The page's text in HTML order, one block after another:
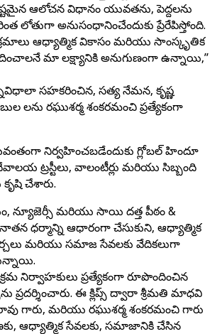
ఆలోచన విధానం యువతను, పెద్దలను
లోతుగా అనుసంధానించేందుకు ప్రేరేపిస్తోంది.
ఆధ్యాత్మిక వికాసం మరియు సాంస్కృతిక
మా లక్ష్యానికి అనుగుణంగా ఉన్నాయి,”
సహకరించిన, సత్య నేమన, కృష్ణ
లను రఘుశర్మ శంకరమంచి ప్రత్యేకంగా
నిర్వహించబడేందుకు గ్లోబల్ హిందూ
ట్రస్టీలు, వాలంటీర్లు మరియు సిబ్బంది
చేశారు.
న్యూజెర్సీ మరియు సాయి దత్త పీఠం &
ధర్మాన్ని ఆధారంగా చేసుకుని, ఆధ్యాత్మిక
మరియు సమాజ సేవలకు వేదికలుగా
నిర్వాహకులు ప్రత్యేకంగా రూపొందించిన
ప్రదర్శించారు. ఈ క్లిప్స్ ద్వారా శ్రీమతి మాధవి
గారు, మరియు రఘుశర్మ శంకరమంచి గారు
ఆధ్యాత్మిక సేవలకు, సమాజానికి చేసిన